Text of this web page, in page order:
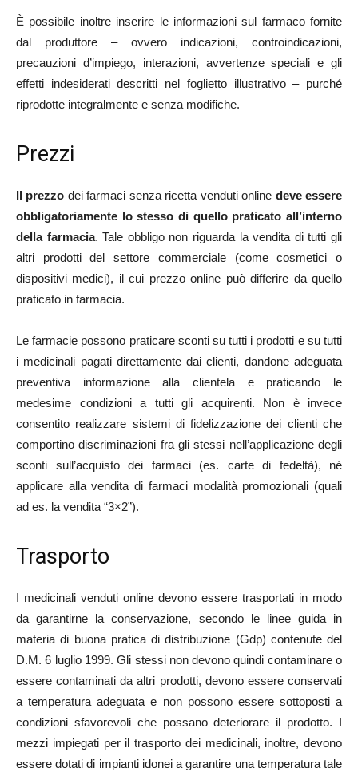
È possibile inoltre inserire le informazioni sul farmaco fornite
dal produttore – ovvero indicazioni, controindicazioni,
precauzioni d’impiego, interazioni, avvertenze speciali e gli
effetti indesiderati descritti nel foglietto illustrativo – purché
riprodotte integralmente e senza modifiche.
Prezzi
Il prezzo dei farmaci senza ricetta venduti online deve essere
obbligatoriamente lo stesso di quello praticato all’interno
della farmacia. Tale obbligo non riguarda la vendita di tutti gli
altri prodotti del settore commerciale (come cosmetici o
dispositivi medici), il cui prezzo online può differire da quello
praticato in farmacia.
Le farmacie possono praticare sconti su tutti i prodotti e su tutti
i medicinali pagati direttamente dai clienti, dandone adeguata
preventiva informazione alla clientela e praticando le
medesime condizioni a tutti gli acquirenti. Non è invece
consentito realizzare sistemi di fidelizzazione dei clienti che
comportino discriminazioni fra gli stessi nell’applicazione degli
sconti sull’acquisto dei farmaci (es. carte di fedeltà), né
applicare alla vendita di farmaci modalità promozionali (quali
ad es. la vendita “3×2”).
Trasporto
I medicinali venduti online devono essere trasportati in modo
da garantirne la conservazione, secondo le linee guida in
materia di buona pratica di distribuzione (Gdp) contenute del
D.M. 6 luglio 1999. Gli stessi non devono quindi contaminare o
essere contaminati da altri prodotti, devono essere conservati
a temperatura adeguata e non possono essere sottoposti a
condizioni sfavorevoli che possano deteriorare il prodotto. I
mezzi impiegati per il trasporto dei medicinali, inoltre, devono
essere dotati di impianti idonei a garantire una temperatura tale